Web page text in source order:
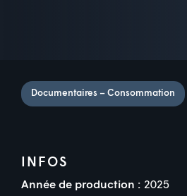
Documentaires – Consommation
INFOS
Année de production : 2025